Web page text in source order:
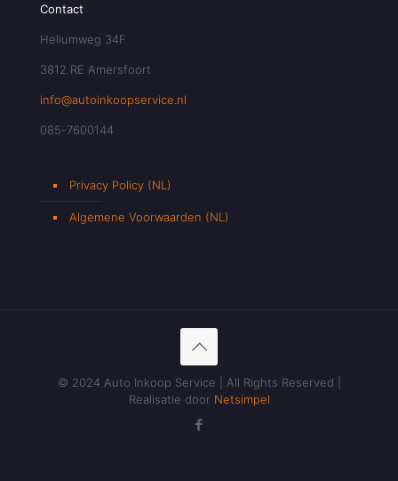
Contact
Heliumweg 34F
3812 RE Amersfoort
info@autoinkoopservice.nl
085-7600144
Privacy Policy (NL)
Algemene Voorwaarden (NL)
© 2024 Auto Inkoop Service | All Rights Reserved |
Realisatie door Netsimpel